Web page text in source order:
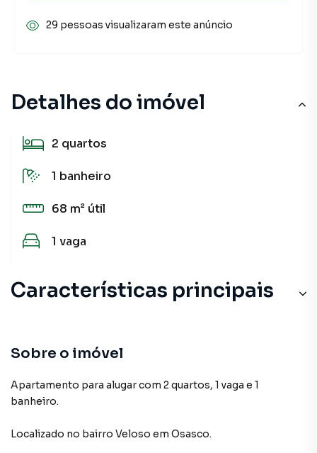
Detalhes do imóvel
2 quartos
1 banheiro
68 m² útil
1 vaga
Características principais
Sobre o imóvel
Apartamento para alugar com 2 quartos, 1 vaga e 1
banheiro.
Localizado no bairro Veloso em Osasco.
29 pessoas visualizaram este anúncio